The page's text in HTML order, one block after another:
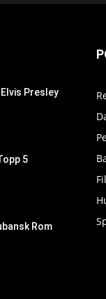
Presley
5
Rom